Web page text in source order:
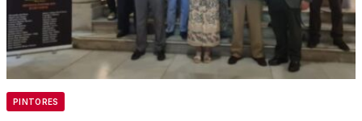
PINTORES